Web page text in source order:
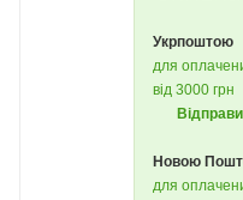
Укрпоштою
для
від 3000 грн
Новою
для